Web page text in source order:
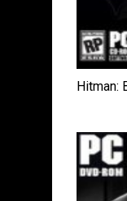
Hitman: